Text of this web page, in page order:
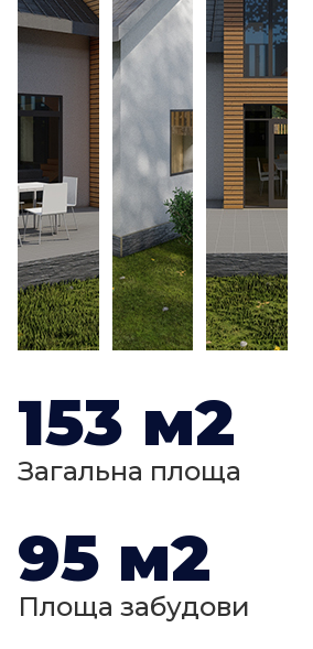
153 м2
Загальна площа
95 м2
Площа забудови